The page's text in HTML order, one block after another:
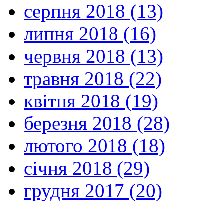
серпня 2018 (13)
липня 2018 (16)
червня 2018 (13)
травня 2018 (22)
квітня 2018 (19)
березня 2018 (28)
лютого 2018 (18)
січня 2018 (29)
грудня 2017 (20)